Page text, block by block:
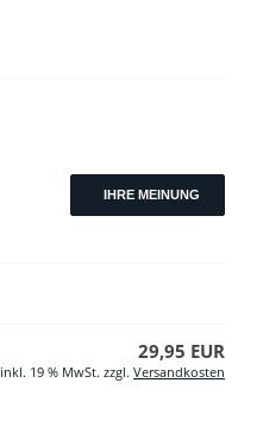
IHRE MEINUNG
29,95 EUR
inkl. 19 % MwSt. zzgl. Versandkosten